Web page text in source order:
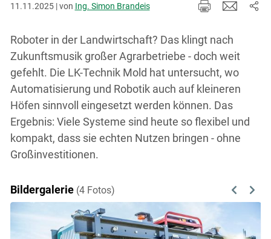
11.11.2025 | von Ing. Simon Brandeis
Roboter in der Landwirtschaft? Das klingt nach
Zukunftsmusik großer Agrarbetriebe - doch weit
gefehlt. Die LK-Technik Mold hat untersucht, wo
Automatisierung und Robotik auch auf kleineren
Höfen sinnvoll eingesetzt werden können. Das
Ergebnis: Viele Systeme sind heute so flexibel und
kompakt, dass sie echten Nutzen bringen - ohne
Großinvestitionen.
Bildergalerie (4 Fotos) Previous
Next